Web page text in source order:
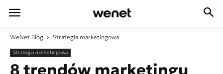
WeNet Blog Strategia marketingowa
Strategia marketingowa
8 trendów marketingu